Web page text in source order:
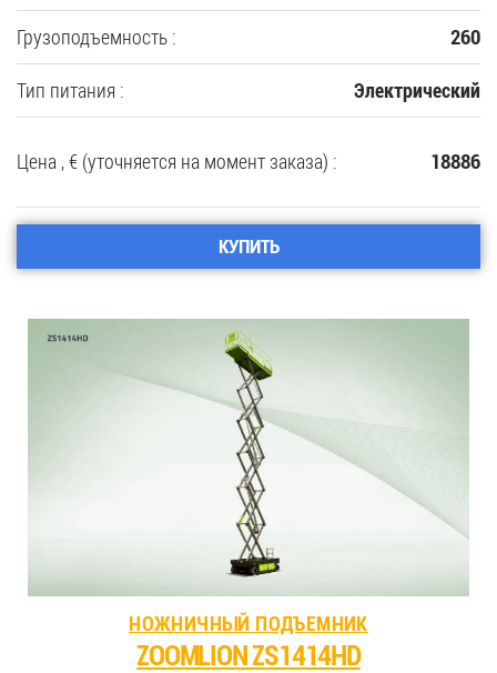
Грузоподъемность : 260
Тип питания : Электрический
Цена , € (уточняется на момент заказа) : 18886
КУПИТЬ
НОЖНИЧНЫЙ ПОДЪЕМНИК
ZOOMLION ZS1414HD